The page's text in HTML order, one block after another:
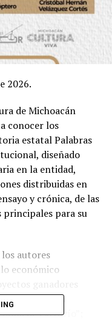
2026.
de Michoacán
conocer los
estatal Palabras
diseñado
en la entidad,
distribuidas en
y crónica, de las
principales para su
autores
económico
Reyes en la
de extravío”;